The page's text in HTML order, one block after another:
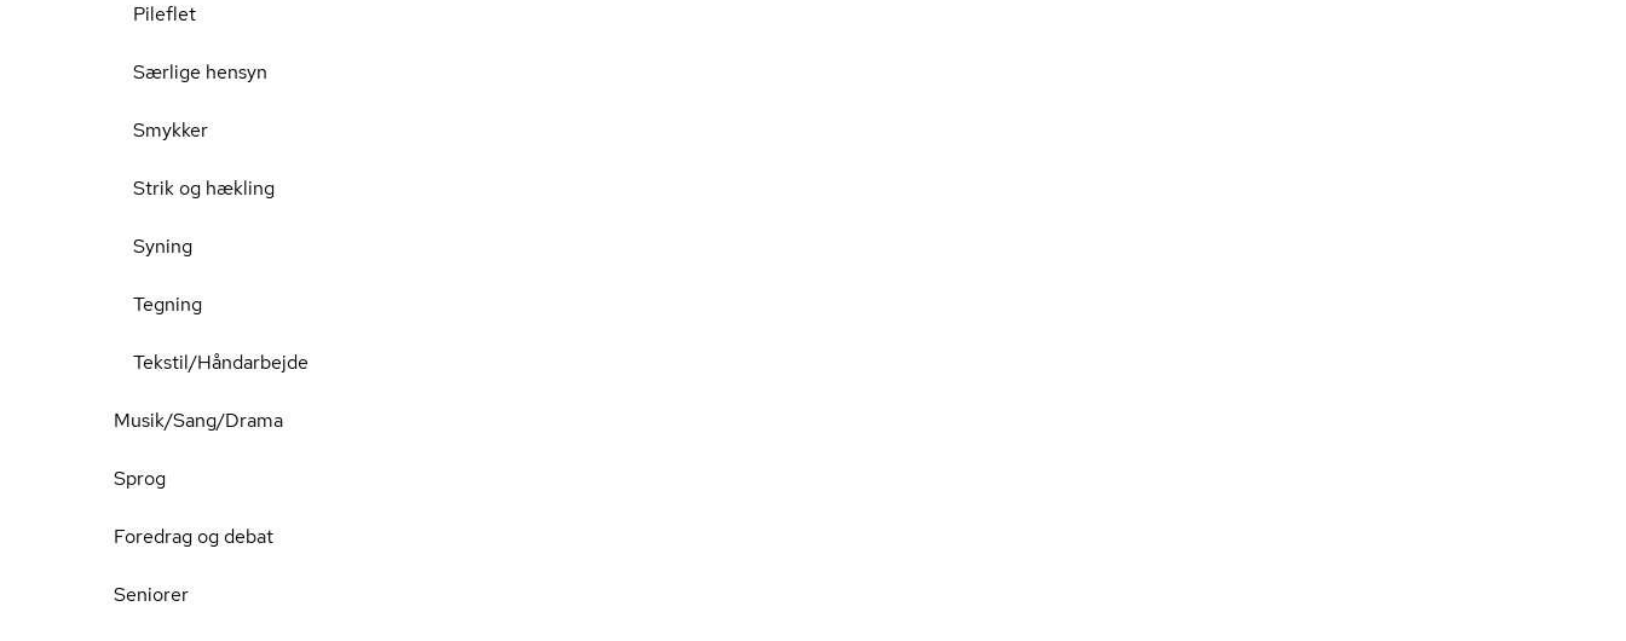
Pileflet
Særlige hensyn
Smykker
Strik og hækling
Syning
Tegning
Tekstil/Håndarbejde
Musik/Sang/Drama
Sprog
Foredrag og debat
Seniorer